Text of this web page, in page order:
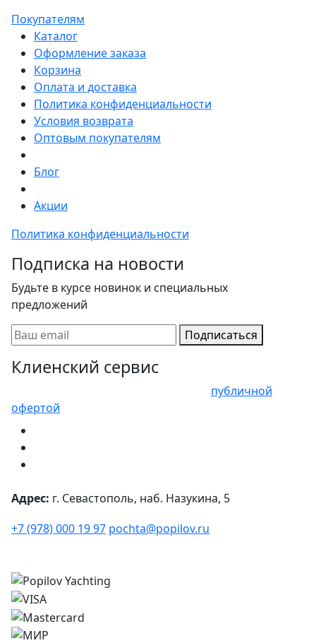
Покупателям
Каталог
Оформление заказа
Корзина
Оплата и доставка
Политика конфиденциальности
Условия возврата
Оптовым покупателям
Блог
Акции
Политика конфиденциальности
Подписка на новости
Будьте в курсе новинок и специальных
предложений
Подписаться
Клиенский сервис
публичной
офертой
Адрес: г. Севастополь, наб. Назукина, 5
+7 (978) 000 19 97 pochta@popilov.ru